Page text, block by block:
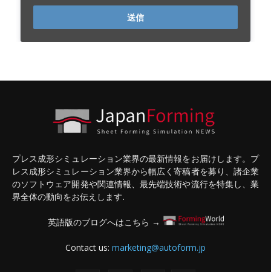
送信
プレス成形シミュレーション業界の最新情報をお届けします。プ
レス成形シミュレーション業界から幅広く寄稿者を募り、諸企業
のソフトウェア開発や関連情報、最先端技術や流行を特集し、業
界全体の動向をお伝えします.
英語版のブログへはこちら →
Contact us: marketing@autoform.jp